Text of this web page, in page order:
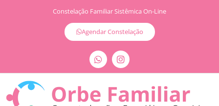
Constelação Familiar Sistêmica On-Line
Agendar Constelação